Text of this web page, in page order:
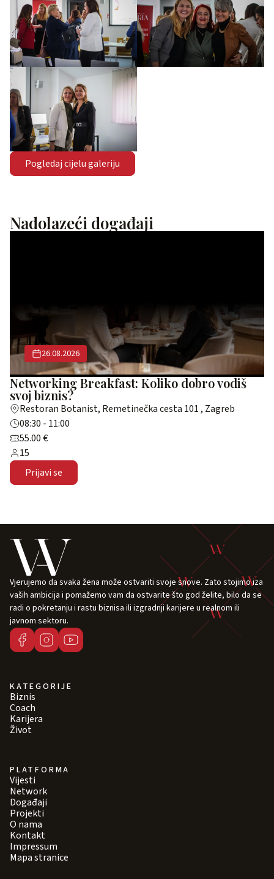
Pogledaj cijelu galeriju
Nadolazeći događaji
26.08.2026
Networking Breakfast: Koliko dobro vodiš
svoj biznis?
Restoran Botanist, Remetinečka cesta 101 , Zagreb
08:30 - 11:00
55.00 €
15
Prijavi se
Vjerujemo da svaka žena može ostvariti svoje snove. Zato stojimo iza
vaših ambicija i pomažemo vam da ostvarite što god želite, bilo da se
radi o pokretanju i rastu biznisa ili izgradnji karijere u realnom ili
javnom sektoru.
KATEGORIJE
Biznis
Coach
Karijera
Život
PLATFORMA
Vijesti
Network
Događaji
Projekti
O nama
Kontakt
Impressum
Mapa stranice